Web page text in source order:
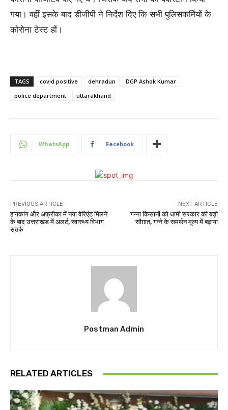
गया। वहीं इसके बाद डीजीपी ने निर्देश दिए कि सभी पुलिसकर्मियों के
कोरोना टेस्ट हों।
TAGS covid positive dehradun
DGP Ashok Kumar
police department
uttarakhand
WhatsApp Facebook
PREVIOUS ARTICLE
हांगकांग और अफ्रीका में नया वेरिएंट मिलने
के बाद उत्तराखंड में अलर्ट, स्वास्थ्य विभाग
सतर्क
NEXT ARTICLE
गन्ना किसानों को धामी सरकार की बड़ी
सौग़ात, गन्ने के समर्थन मूल्य में बढ़ाया
Postman Admin
RELATED ARTICLES